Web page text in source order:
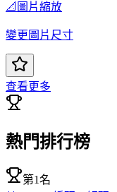
📐 圖片縮放
變更圖片尺寸
查看更多
熱門排行榜
第1名